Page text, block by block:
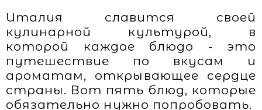
Италия славится своей
кулинарной культурой, в
которой каждое блюдо - это
путешествие по вкусам и
ароматам, открывающее сердце
страны. Вот пять блюд, которые
обязательно нужно попробовать.